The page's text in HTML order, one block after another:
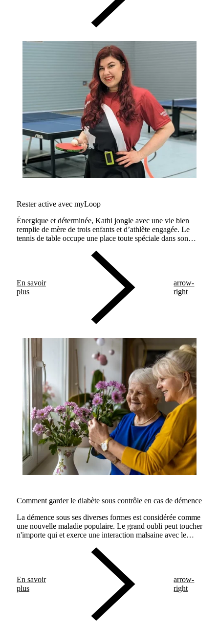
Rester active avec myLoop
Énergique et déterminée, Kathi jongle avec une vie bien
remplie de mère de trois enfants et d’athlète engagée. Le
tennis de table occupe une place toute spéciale dans son
son quotidien et montre l’exemple.
En savoir
plus
arrow-
right
Comment garder le diabète sous contrôle en cas de démence
La démence sous ses diverses formes est considérée comme
une nouvelle maladie populaire. Le grand oubli peut toucher
n'importe qui et exerce une interaction malsaine avec le
En savoir
plus
arrow-
right